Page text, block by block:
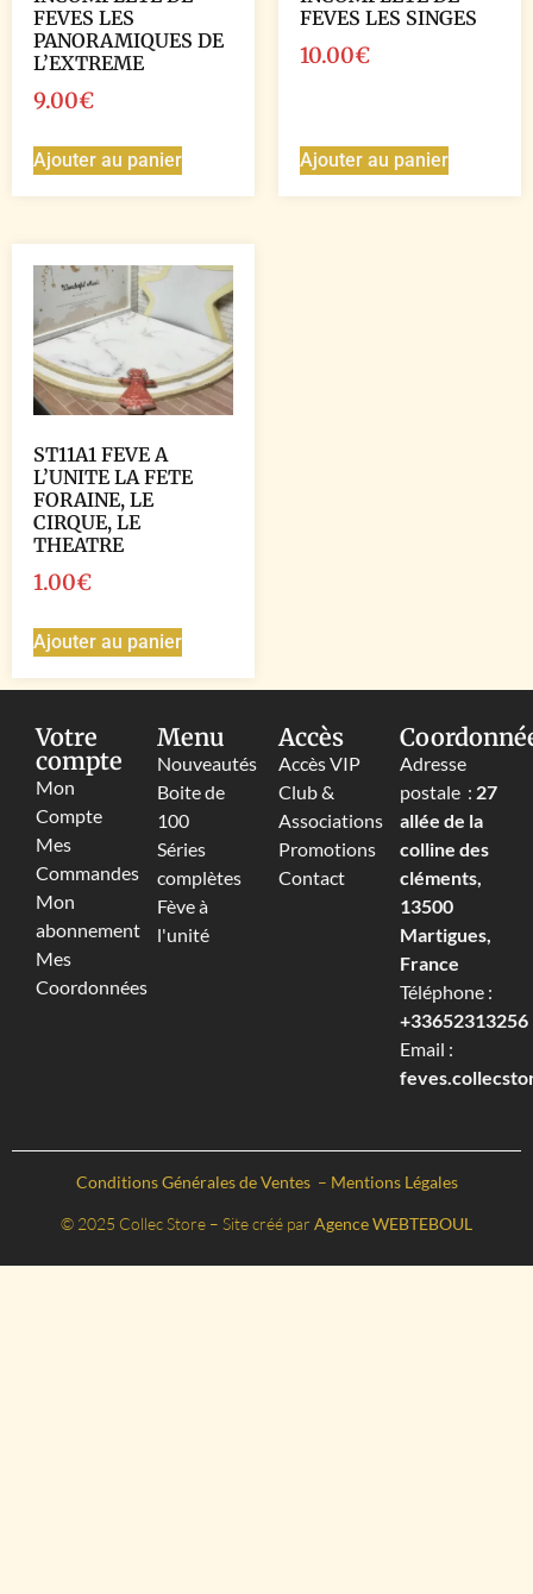
FEVES LES
PANORAMIQUES DE
L’EXTREME
9.00€
Ajouter au panier
FEVES LES SINGES
10.00€
Ajouter au panier
ST11A1 FEVE A
L’UNITE LA FETE
FORAINE, LE
CIRQUE, LE
THEATRE
1.00€
Ajouter au panier
Votre
compte
Mon
Compte
Mes
Commandes
Mon
abonnement
Mes
Coordonnées
Menu
Nouveautés
Boite de
100
Séries
complètes
Fève à
l'unité
Accès
Accès VIP
Club &
Associations
Promotions
Contact
Adresse
postale : 27
allée de la
colline des
cléments,
13500
Martigues,
France
Téléphone :
+33652313256‬
Email :
Conditions Générales de Ventes – Mentions Légales
© 2025 Collec Store – Site créé par Agence WEBTEBOUL